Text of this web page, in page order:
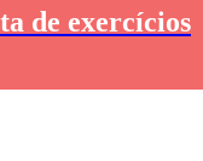
de exercícios